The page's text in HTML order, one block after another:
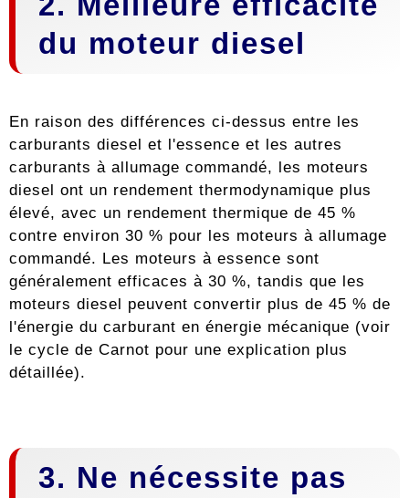
du moteur diesel
En raison des différences ci-dessus entre les
carburants diesel et l'essence et les autres
carburants à allumage commandé, les moteurs
diesel ont un rendement thermodynamique plus
élevé, avec un rendement thermique de 45 %
contre environ 30 % pour les moteurs à allumage
commandé. Les moteurs à essence sont
généralement efficaces à 30 %, tandis que les
moteurs diesel peuvent convertir plus de 45 % de
l'énergie du carburant en énergie mécanique (voir
le cycle de Carnot pour une explication plus
détaillée).
3. Ne nécessite pas